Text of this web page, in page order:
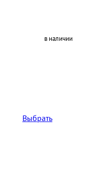
в наличии
Выбрать